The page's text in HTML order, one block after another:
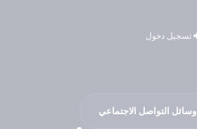
تسجيل دخول
وسائل التواصل الاجتماعي